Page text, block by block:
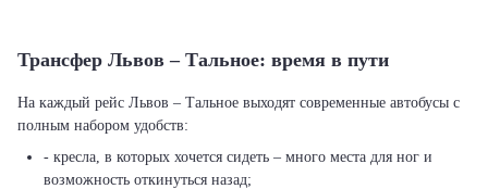
Трансфер Львов – Тальное: время в пути
На каждый рейс Львов – Тальное выходят современные автобусы с
полным набором удобств:
- кресла, в которых хочется сидеть – много места для ног и
возможность откинуться назад;